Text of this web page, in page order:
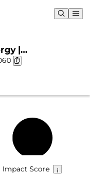
|
& Chart
Impact Score